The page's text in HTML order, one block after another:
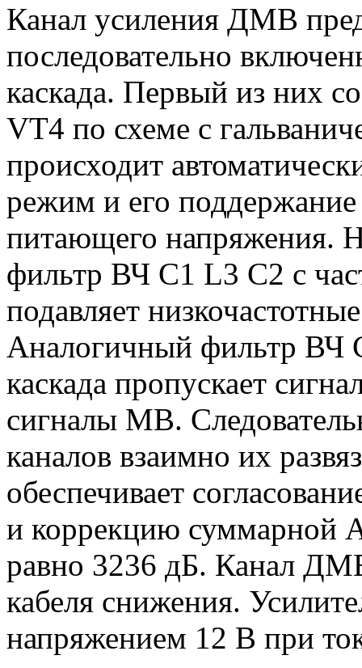
Канал усиления ДМВ
последовательно
каскада. Первый из них
VT4 по схеме с
происходит
режим и его
питающего напряжения.
фильтр ВЧ C1 L3 C2 с
подавляет
Аналогичный фильтр ВЧ
каскада пропускает
сигналы МВ.
каналов взаимно их
обеспечивает
и коррекцию суммарной
равно 3236 дБ. Канал
кабеля снижения.
напряжением 12 В при